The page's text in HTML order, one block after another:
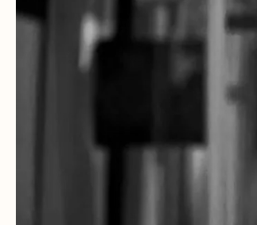
CONTACTO
ENTRADAS